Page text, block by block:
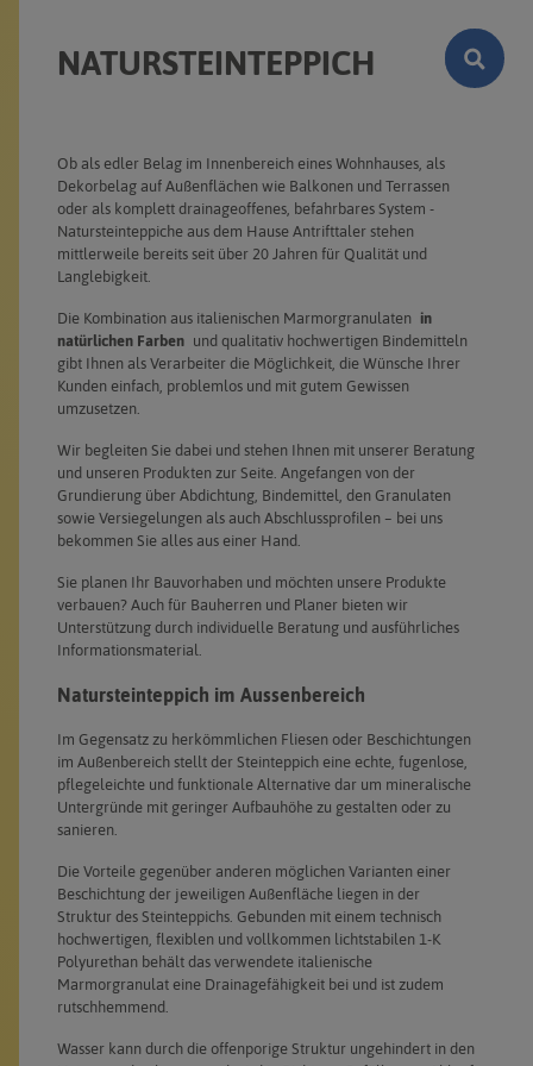
NATURSTEINTEPPICH
Ob als edler Belag im Innenbereich eines Wohnhauses, als
Dekorbelag auf Außenflächen wie Balkonen und Terrassen
oder als komplett drainageoffenes, befahrbares System -
Natursteinteppiche aus dem Hause Antrifttaler stehen
mittlerweile bereits seit über 20 Jahren für Qualität und
Langlebigkeit.
Die Kombination aus italienischen Marmorgranulaten in
natürlichen Farben und qualitativ hochwertigen Bindemitteln
gibt Ihnen als Verarbeiter die Möglichkeit, die Wünsche Ihrer
Kunden einfach, problemlos und mit gutem Gewissen
umzusetzen.
Wir begleiten Sie dabei und stehen Ihnen mit unserer Beratung
und unseren Produkten zur Seite. Angefangen von der
Grundierung über Abdichtung, Bindemittel, den Granulaten
sowie Versiegelungen als auch Abschlussprofilen – bei uns
bekommen Sie alles aus einer Hand.
Sie planen Ihr Bauvorhaben und möchten unsere Produkte
verbauen? Auch für Bauherren und Planer bieten wir
Unterstützung durch individuelle Beratung und ausführliches
Informationsmaterial.
Natursteinteppich im Aussenbereich
Im Gegensatz zu herkömmlichen Fliesen oder Beschichtungen
im Außenbereich stellt der Steinteppich eine echte, fugenlose,
pflegeleichte und funktionale Alternative dar um mineralische
Untergründe mit geringer Aufbauhöhe zu gestalten oder zu
sanieren.
Die Vorteile gegenüber anderen möglichen Varianten einer
Beschichtung der jeweiligen Außenfläche liegen in der
Struktur des Steinteppichs. Gebunden mit einem technisch
hochwertigen, flexiblen und vollkommen lichtstabilen 1-K
Polyurethan behält das verwendete italienische
Marmorgranulat eine Drainagefähigkeit bei und ist zudem
rutschhemmend.
Wasser kann durch die offenporige Struktur ungehindert in den